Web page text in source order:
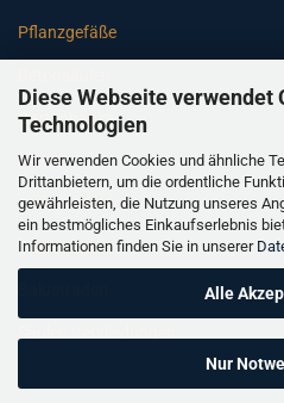
Diese Webseite verwendet
Technologien
Wir verwenden Cookies und ähnliche
Drittanbietern, um die ordentliche
gewährleisten, die Nutzung unseres
ein bestmögliches Einkaufserlebnis
Informationen finden Sie in unserer
Alle
Nur
Pflanzgefäße
Gartenbänke
Pfeiler
Gartenbrunnen
Gartenfiguren